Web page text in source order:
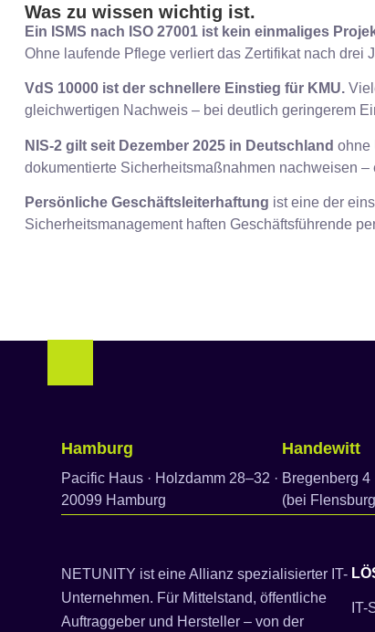
Was zu wissen wichtig ist.
Ein ISMS nach ISO 27001 ist kein einmaliges
Ohne laufende Pflege verliert das Zertifikat nach drei
VdS 10000 ist der schnellere Einstieg für KMU.
gleichwertigen Nachweis – bei deutlich geringerem
NIS-2 gilt seit Dezember 2025 in Deutschland ohne
dokumentierte Sicherheitsmaßnahmen nachweisen
Persönliche Geschäftsleiterhaftung ist eine der
Sicherheitsmanagement haften Geschäftsführende
Hamburg
Pacific Haus · Holzdamm 28–32 ·
20099 Hamburg
Handewitt
Bregenberg 4
(bei
NETUNITY ist eine Allianz spezialisierter IT-
Unternehmen. Für Mittelstand, öffentliche
Auftraggeber und Hersteller – von der
IT-